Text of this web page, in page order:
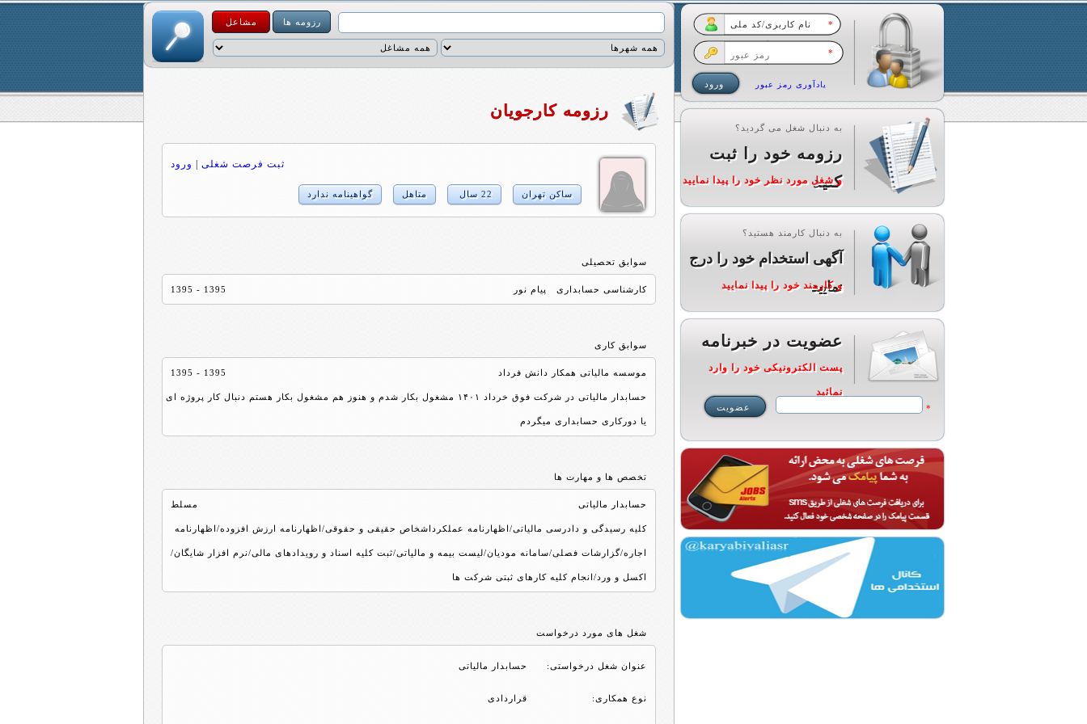
مشاعل رزومه ها
رزومه کارجویان
ثبت فرصت شغلی ورود
ساکن تهران 22 سال متاهل گواهینامه ندارد
سوابق تحصیلی
1395 - 1395 کارشناسی حسابداری پیام نور
سوابق کاری
1395 - 1395 موسسه مالیاتی همکار دانش فرداد
حسابدار مالیاتی در شرکت فوق خرداد ۱۴۰۱ مشغول بکار شدم و هنوز هم مشغول بکار هستم دنبال کار پروژه ای
یا دورکاری حسابداری میگردم
تخصص ها و مهارت ها
مسلط حسابدار مالیاتی
کلیه رسیدگی و دادرسی مالیاتی/اظهارنامه عملکرداشخاص حقیقی و حقوقی/اظهارنامه ارزش افزوده/اظهارنامه
اجاره/گزارشات فصلی/سامانه مودیان/لیست بیمه و مالیاتی/ثبت کلیه اسناد و رویدادهای مالی/نرم افزار شایگان/
اکسل و ورد/انجام کلیه کارهای ثبتی شرکت ها
شغل های مورد درخواست
عنوان شغل درخواستی: حسابدار مالیاتی
نوع همکاری: قراردادی
*
*
یادآوری رمز عبور
به دنبال شغل می گردید؟
رزومه خود را ثبت
کنید
و شغل مورد نظر خود را پیدا نمایید
به دنبال کارمند هستید؟
آگهی استخدام خود را درج
نمایید
و کارمند خود را پیدا نمایید
عضویت در خبرنامه
پست الکترونیکی خود را وارد
نمائید
*